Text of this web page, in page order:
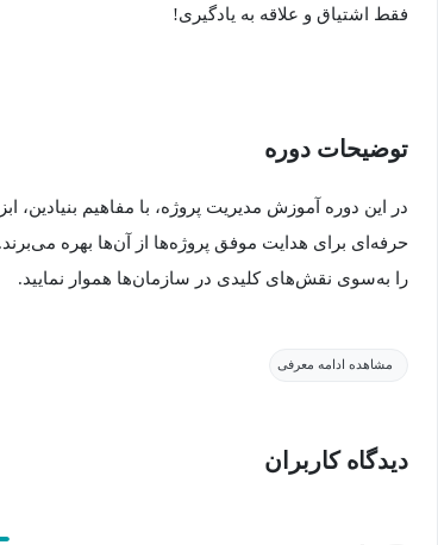
فقط اشتیاق و علاقه به یادگیری!
توضیحات دوره
در این دوره آموزش مدیریت پروژه، با مفاهیم بنیادین،
حرفه‌ای برای هدایت موفق پروژه‌ها از آن‌ها بهره
را به‌سوی نقش‌های کلیدی در سازمان‌ها هموار نمایید.
به‌صورت دقیق بررسی می‌گردد
مشاهده ادامه معرفی
دیدگاه کاربران